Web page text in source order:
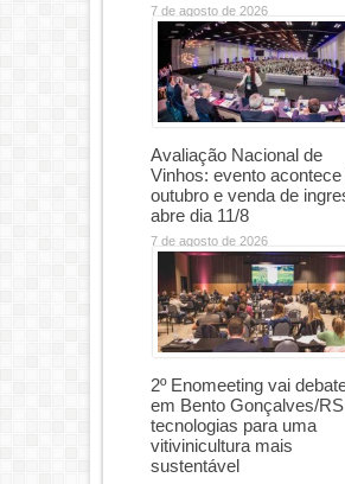
7 de agosto de 2026
Avaliação Nacional de
Vinhos: evento acontece
outubro e venda de
abre dia 11/8
7 de agosto de 2026
2º Enomeeting vai
em Bento Gonçalves/RS
tecnologias para uma
vitivinicultura mais
sustentável